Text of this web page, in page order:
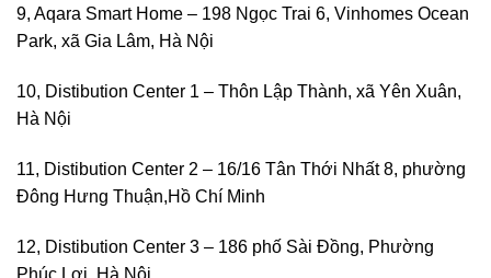
9, Aqara Smart Home – 198 Ngọc Trai 6, Vinhomes Ocean
Park, xã Gia Lâm, Hà Nội
10, Distibution Center 1 – Thôn Lập Thành, xã Yên Xuân,
Hà Nội
11, Distibution Center 2 – 16/16 Tân Thới Nhất 8, phường
Đông Hưng Thuận,Hồ Chí Minh
12, Distibution Center 3 – 186 phố Sài Đồng, Phường
Phúc Lợi, Hà Nội